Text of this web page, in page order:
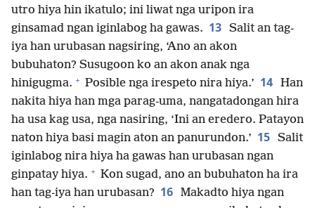
utro hiya hin ikatulo; ini liwat nga uripon ira
ginsamad ngan iginlabog ha gawas. 13 Salit an tag-
iya han urubasan nagsiring, ‘Ano an akon
bubuhaton? Susugoon ko an akon anak nga
hinigugma. + Posible nga irespeto nira hiya.’ 14 Han
nakita hiya han mga parag-uma, nangatadongan hira
ha usa kag usa, nga nasiring, ‘Ini an eredero. Patayon
naton hiya basi magin aton an panurundon.’ 15 Salit
iginlabog nira hiya ha gawas han urubasan ngan
ginpatay hiya. + Kon sugad, ano an bubuhaton ha ira
han tag-iya han urubasan? 16 Makadto hiya ngan